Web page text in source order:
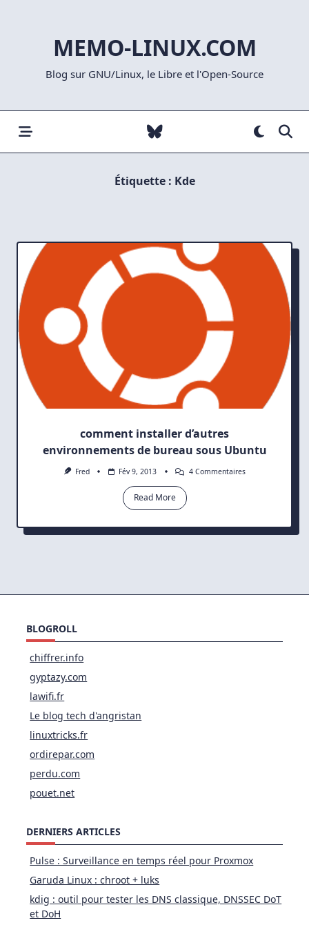
MEMO-LINUX.COM
Blog sur GNU/Linux, le Libre et l'Open-Source
Étiquette : Kde
comment installer d’autres
environnements de bureau sous Ubuntu
Fred Fév 9, 2013 4 CommentairesSur
Bureau
Read More
BLOGROLL
chiffrer.info
gyptazy.com
lawifi.fr
Le blog tech d'angristan
linuxtricks.fr
ordirepar.com
perdu.com
pouet.net
DERNIERS ARTICLES
Pulse : Surveillance en temps réel pour Proxmox
Garuda Linux : chroot + luks
kdig : outil pour tester les DNS classique, DNSSEC DoT
et DoH